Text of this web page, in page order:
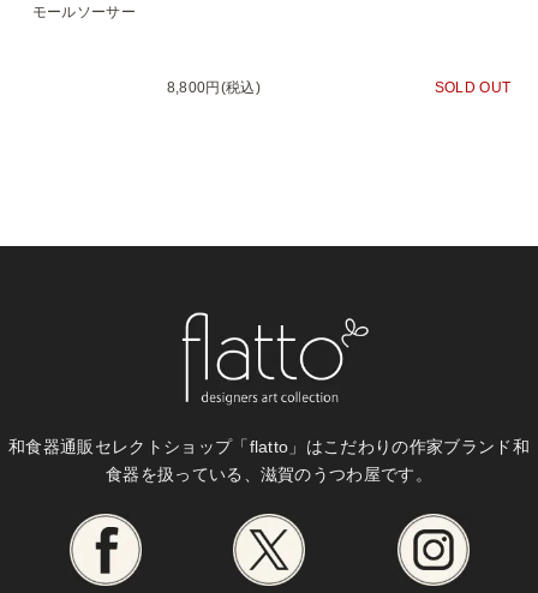
モールソーサー
8,800円(税込) SOLD OUT
和食器通販セレクトショップ「flatto」はこだわりの作家ブランド和
食器を扱っている、滋賀のうつわ屋です。